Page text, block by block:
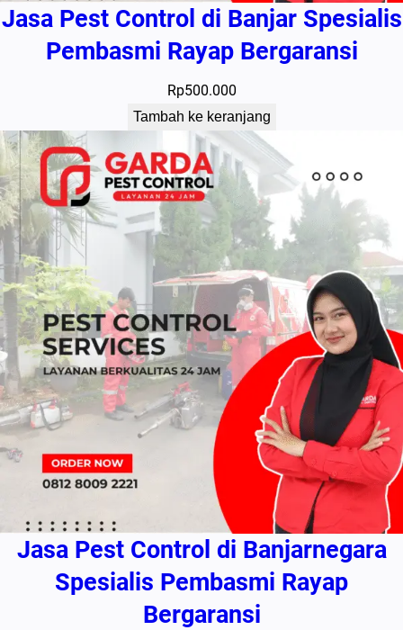
Jasa Pest Control di Banjar Spesialis
Pembasmi Rayap Bergaransi
Rp500.000
Tambah ke keranjang
Jasa Pest Control di Banjarnegara
Spesialis Pembasmi Rayap
Bergaransi